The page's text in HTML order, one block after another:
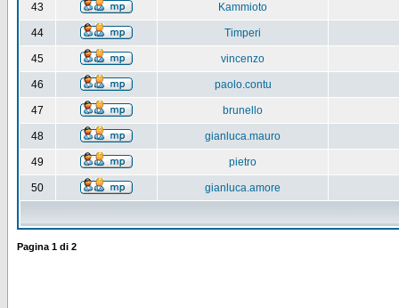
43 Kammioto
44 Timperi
45 vincenzo
46 paolo.contu
47 brunello
48 gianluca.mauro
49 pietro
50 gianluca.amore
Pagina 1 di 2